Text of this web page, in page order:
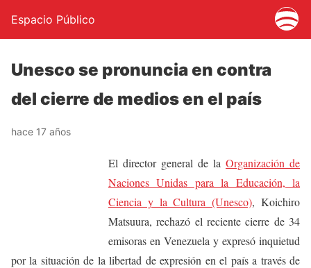
Espacio Público
Unesco se pronuncia en contra
del cierre de medios en el país
hace 17 años
El director general de la Organización de
Naciones Unidas para la Educación, la
Ciencia y la Cultura (Unesco), Koichiro
Matsuura, rechazó el reciente cierre de 34
emisoras en Venezuela y expresó inquietud
por la situación de la libertad de expresión en el país a través de